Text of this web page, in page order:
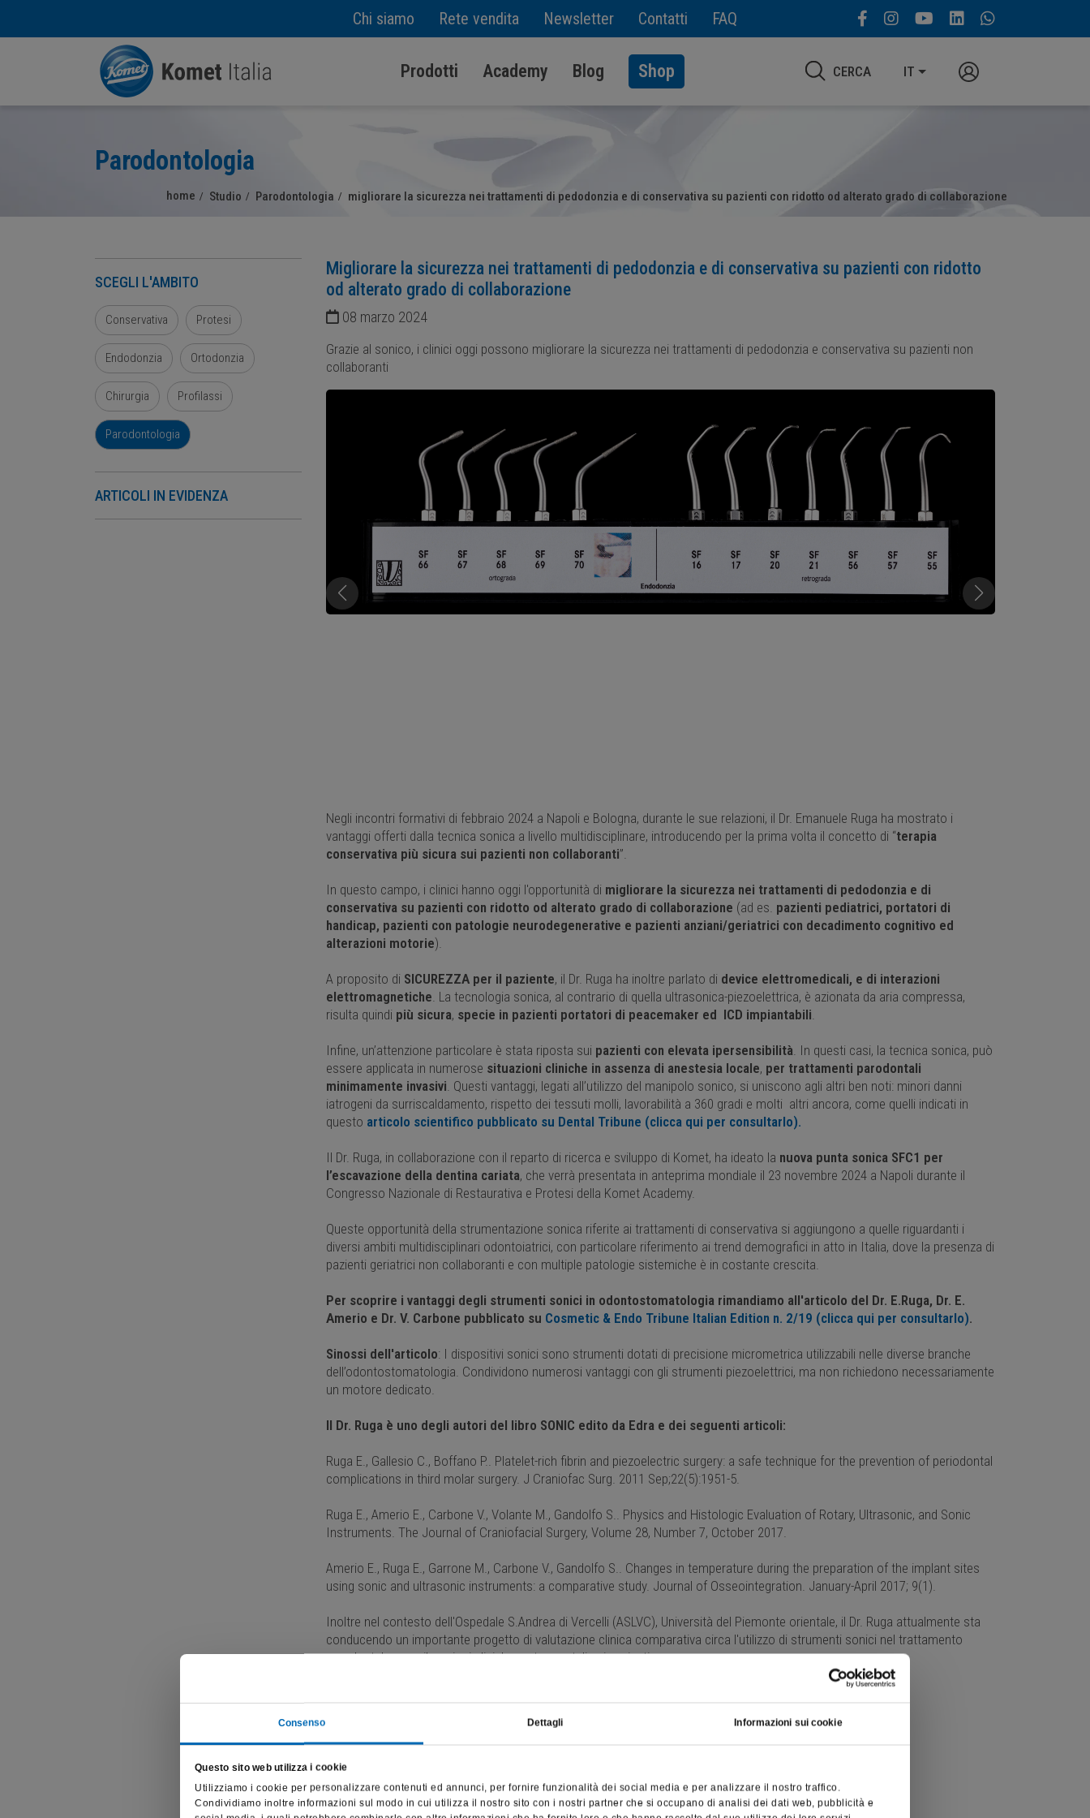
Consenso Dettagli Informazioni sui cookie
Questo sito web utilizza i cookie
Utilizziamo i cookie per personalizzare contenuti ed annunci, per fornire funzionalità dei social media e per analizzare il nostro traffico.
Condividiamo inoltre informazioni sul modo in cui utilizza il nostro sito con i nostri partner che si occupano di analisi dei dati web, pubblicità e
Chi siamo Rete vendita Newsletter Contatti FAQ
CERCA IT
Prodotti Academy Blog Shop
Parodontologia
home Studio Parodontologia migliorare la sicurezza nei trattamenti di pedodonzia e di conservativa su pazienti con ridotto od alterato grado di collaborazione
Migliorare la sicurezza nei trattamenti di pedodonzia e di conservativa su pazienti con ridotto
od alterato grado di collaborazione
08 marzo 2024
Grazie al sonico, i clinici oggi possono migliorare la sicurezza nei trattamenti di pedodonzia e conservativa su pazienti non
collaboranti
Negli incontri formativi di febbraio 2024 a Napoli e Bologna, durante le sue relazioni, il Dr. Emanuele Ruga ha mostrato i
vantaggi offerti dalla tecnica sonica a livello multidisciplinare, introducendo per la prima volta il concetto di “terapia
conservativa più sicura sui pazienti non collaboranti”.
In questo campo, i clinici hanno oggi l'opportunità di migliorare la sicurezza nei trattamenti di pedodonzia e di
conservativa su pazienti con ridotto od alterato grado di collaborazione (ad es. pazienti pediatrici, portatori di
handicap, pazienti con patologie neurodegenerative e pazienti anziani/geriatrici con decadimento cognitivo ed
alterazioni motorie).
A proposito di SICUREZZA per il paziente, il Dr. Ruga ha inoltre parlato di device elettromedicali, e di interazioni
elettromagnetiche . La tecnologia sonica, al contrario di quella ultrasonica-piezoelettrica, è azionata da aria compressa,
risulta quindi più sicura, specie in pazienti portatori di peacemaker ed ICD impiantabili
Infine, un’attenzione particolare è stata riposta sui pazienti con elevata ipersensibilità . In questi casi, la tecnica sonica, può
essere applicata in numerose situazioni cliniche in assenza di anestesia locale, per trattamenti parodontali
minimamente invasivi . Questi vantaggi, legati all’utilizzo del manipolo sonico, si uniscono agli altri ben noti: minori danni
iatrogeni da surriscaldamento, rispetto dei tessuti molli, lavorabilità a 360 gradi e molti altri ancora, come quelli indicati in
questo articolo scientifico pubblicato su Dental Tribune (clicca qui per consultarlo).
Il Dr. Ruga, in collaborazione con il reparto di ricerca e sviluppo di Komet, ha ideato la nuova punta sonica SFC1 per
l’escavazione della dentina cariata, che verrà presentata in anteprima mondiale il 23 novembre 2024 a Napoli durante il
Congresso Nazionale di Restaurativa e Protesi della Komet Academy.
Queste opportunità della strumentazione sonica riferite ai trattamenti di conservativa si aggiungono a quelle riguardanti i
diversi ambiti multidisciplinari odontoiatrici, con particolare riferimento ai trend demografici in atto in Italia, dove la presenza di
pazienti geriatrici non collaboranti e con multiple patologie sistemiche è in costante crescita.
Per scoprire i vantaggi degli strumenti sonici in odontostomatologia rimandiamo all'articolo del Dr. E.Ruga, Dr. E.
Amerio e Dr. V. Carbone pubblicato su Cosmetic & Endo Tribune Italian Edition n. 2/19 (clicca qui per consultarlo).
Sinossi dell'articolo: I dispositivi sonici sono strumenti dotati di precisione micrometrica utilizzabili nelle diverse branche
dell’odontostomatologia. Condividono numerosi vantaggi con gli strumenti piezoelettrici, ma non richiedono necessariamente
un motore dedicato.
Il Dr. Ruga è uno degli autori del libro SONIC edito da Edra e dei seguenti articoli:
Ruga E., Gallesio C., Boffano P.. Platelet-rich fibrin and piezoelectric surgery: a safe technique for the prevention of periodontal
complications in third molar surgery. J Craniofac Surg. 2011 Sep;22(5):1951-5.
Ruga E., Amerio E., Carbone V., Volante M., Gandolfo S.. Physics and Histologic Evaluation of Rotary, Ultrasonic, and Sonic
Instruments. The Journal of Craniofacial Surgery, Volume 28, Number 7, October 2017.
Amerio E., Ruga E., Garrone M., Carbone V., Gandolfo S.. Changes in temperature during the preparation of the implant sites
using sonic and ultrasonic instruments: a comparative study. Journal of Osseointegration. January-April 2017; 9(1).
Inoltre nel contesto dell'Ospedale S.Andrea di Vercelli (ASLVC), Università del Piemonte orientale, il Dr. Ruga attualmente sta
conducendo un importante progetto di valutazione clinica comparativa circa l'utilizzo di strumenti sonici nel trattamento
parodontale, con rilevazioni cliniche e strumentali sui pazienti.
SCEGLI L'AMBITO
Conservativa Protesi
Endodonzia Ortodonzia
Chirurgia Profilassi
Parodontologia
ARTICOLI IN EVIDENZA
e riporta dati, prodotti e beni sensibili per la salute e la sicurezza
del paziente; pertanto, per visitare il sito, dichiaro di essere un
operatore sanitario.